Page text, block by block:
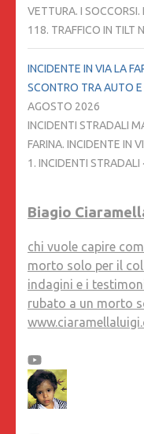
VETTURA. I SOCCORSI.
118. TRAFFICO IN TILT
INCIDENTE IN VIA LA
SCONTRO TRA AUTO
AGOSTO 2026
INCIDENTI STRADALI
FARINA. INCIDENTE IN
1. INCIDENTI STRADALI
Biagio
chi vuole capire
morto solo per il
indagini e i
rubato a un morto